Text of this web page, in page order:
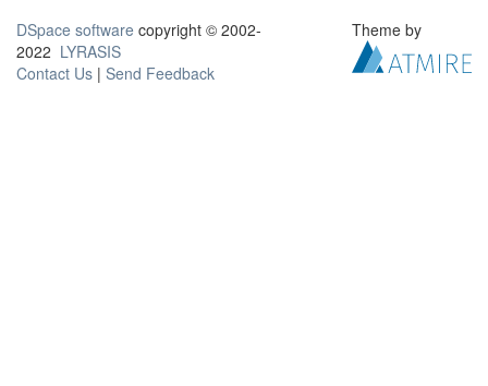
DSpace software copyright © 2002-
2022 LYRASIS
Contact Us | Send Feedback
Theme by